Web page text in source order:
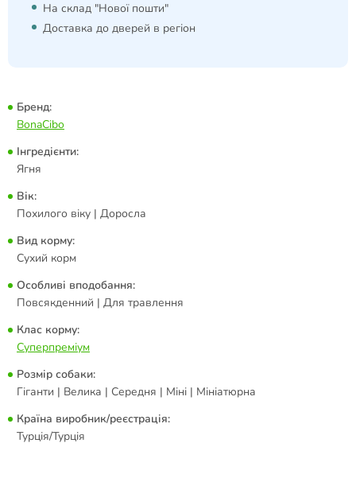
На склад "Нової пошти"
Доставка до дверей в регіон
Бренд:
BonaCibo
Інгредієнти:
Ягня
Вік:
Похилого віку | Доросла
Вид корму:
Сухий корм
Особливі вподобання:
Повсякденний | Для травлення
Клас корму:
Суперпреміум
Розмір собаки:
Гіганти | Велика | Середня | Міні | Мініатюрна
Країна виробник/реєстрація:
Турція/Турція